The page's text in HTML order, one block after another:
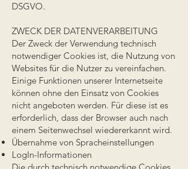
DSGVO.
ZWECK DER DATENVERARBEITUNG
Der Zweck der Verwendung technisch
notwendiger Cookies ist, die Nutzung von
Websites für die Nutzer zu vereinfachen.
Einige Funktionen unserer Internetseite
können ohne den Einsatz von Cookies
nicht angeboten werden. Für diese ist es
erforderlich, dass der Browser auch nach
einem Seitenwechsel wiedererkannt wird.
Übernahme von Spracheinstellungen
LogIn-Informationen